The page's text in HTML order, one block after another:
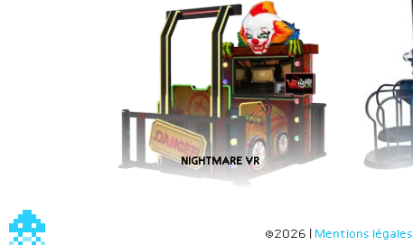
NIGHTMARE VR
©2026 | Mentions légales